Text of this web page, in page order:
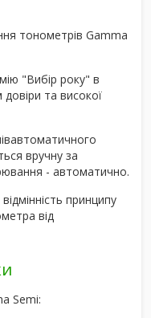
тонометрів Gamma
"Вибір року" в
та високої
вручну за
- автоматично.
принципу
від
Semi: